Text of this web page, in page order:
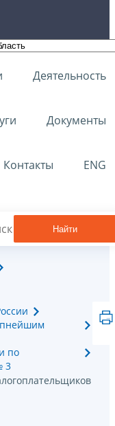
Деятельность
Документы
Контакты ENG
Найти
по
3